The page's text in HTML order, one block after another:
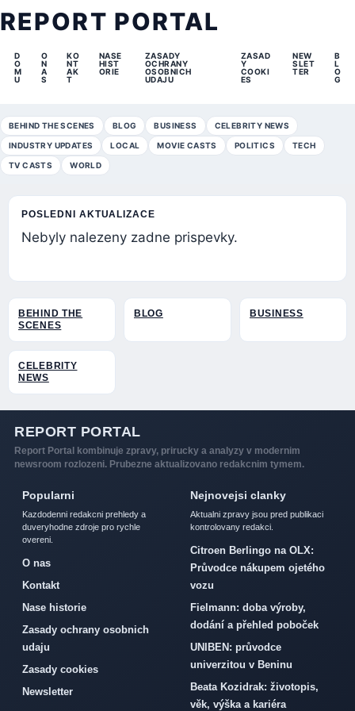
REPORT PORTAL
D
O
M
U
O
N
A
S
KO
NT
AK
T
NASE
HIST
ORIE
ZASADY
OCHRANY
OSOBNICH
UDAJU
ZASAD
Y
COOKI
ES
NEW
SLET
TER
B
L
O
G
BEHIND THE SCENES BLOG BUSINESS CELEBRITY NEWS
INDUSTRY UPDATES LOCAL MOVIE CASTS POLITICS TECH
TV CASTS WORLD
POSLEDNI AKTUALIZACE
Nebyly nalezeny zadne prispevky.
BEHIND THE
SCENES
BLOG BUSINESS
CELEBRITY
NEWS
REPORT PORTAL
Report Portal kombinuje zpravy, prirucky a analyzy v modernim
newsroom rozlozeni. Prubezne aktualizovano redakcnim tymem.
Popularni
Kazdodenni redakcni prehledy a
duveryhodne zdroje pro rychle
overeni.
O nas
Kontakt
Nase historie
Zasady ochrany osobnich
udaju
Zasady cookies
Newsletter
Nejnovejsi clanky
Aktualni zpravy jsou pred publikaci
kontrolovany redakci.
Citroen Berlingo na OLX:
Průvodce nákupem ojetého
vozu
Fielmann: doba výroby,
dodání a přehled poboček
UNIBEN: průvodce
univerzitou v Beninu
Beata Kozidrak: životopis,
věk, výška a kariéra